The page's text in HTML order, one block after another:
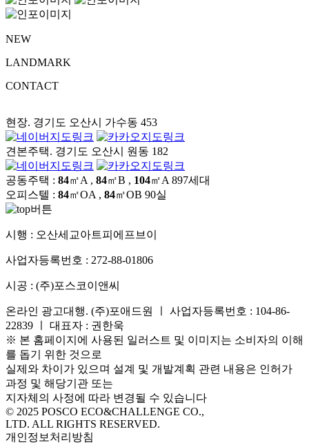
NEW
LANDMARK
CONTACT
현장. 경기도 오산시 가수동 453
견본주택. 경기도 오산시 원동 182
공동주택 : 84㎡A , 84㎡B , 104㎡A897세대
오피스텔 : 84㎡OA , 84㎡OB 90실
시행 : 오산세교아트피에프브이
사업자등록번호 : 272-88-01806
시공 : (주)포스코이앤씨
온라인 광고대행. (주)포애드원 ㅣ 사업자등록번호 : 104-86-
22839 ㅣ 대표자 : 권한욱
※ 본 홈페이지에 사용된 일러스트 및 이미지는 소비자의 이해
를 돕기 위한 것으로
실제와 차이가 있으며 설계 및 개발계획 관련 내용은 인허가
과정 및 해당기관 또는
지자체의 사정에 따라 변경될 수 있습니다
© 2025 POSCO ECO&CHALLENGE CO.,
LTD. ALL RIGHTS RESERVED.
개인정보처리방침